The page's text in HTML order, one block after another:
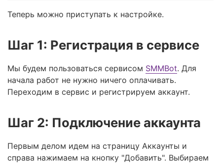
Теперь можно приступать к настройке.
Шаг 1: Регистрация в сервисе
Мы будем пользоваться сервисом SMMBot. Для
начала работ не нужно ничего оплачивать.
Переходим в сервис и регистрируем аккаунт.
Шаг 2: Подключение аккаунта
Первым делом идем на страницу Аккаунты и
справа нажимаем на кнопку "Добавить". Выбираем